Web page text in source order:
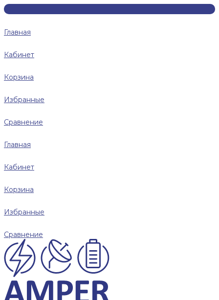
Главная
Кабинет
Корзина
Избранные
Сравнение
Главная
Кабинет
Корзина
Избранные
Сравнение